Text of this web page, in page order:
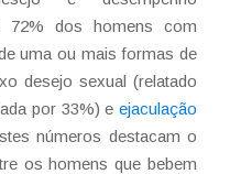
72% dos homens com
uma ou mais formas de
desejo sexual (relatado
por 33%) e ejaculação
números destacam o
os homens que bebem